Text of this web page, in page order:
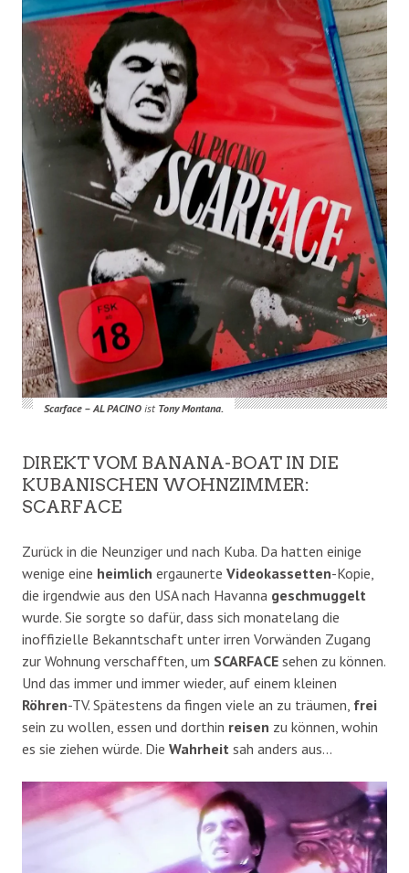
Scarface – AL PACINO istTony Montana.
DIREKT VOM BANANA-BOAT IN DIE
KUBANISCHEN WOHNZIMMER:
SCARFACE
Zurück in die Neunziger und nach Kuba. Da hatten einige
wenige eine heimlich ergaunerte Videokassetten-Kopie,
die irgendwie aus den USA nach Havanna geschmuggelt
wurde. Sie sorgte so dafür, dass sich monatelang die
inoffizielle Bekanntschaft unter irren Vorwänden Zugang
zur Wohnung verschafften, um SCARFACE sehen zu können.
Und das immer und immer wieder, auf einem kleinen
Röhren-TV. Spätestens da fingen viele an zu träumen, frei
sein zu wollen, essen und dorthin reisen zu können, wohin
es sie ziehen würde. Die Wahrheit sah anders aus…